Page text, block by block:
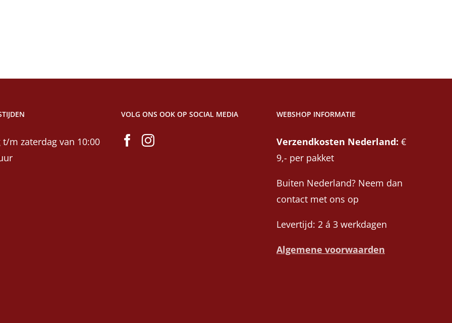
t/m zaterdag van 10:00
VOLG ONS OOK OP SOCIAL MEDIA WEBSHOP INFORMATIE
Verzendkosten Nederland: €
9,- per pakket
Buiten Nederland? Neem dan
contact met ons op
Levertijd: 2 á 3 werkdagen
Algemene voorwaarden